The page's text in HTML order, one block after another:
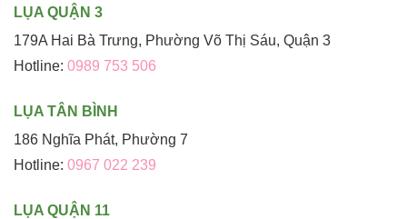
LỤA QUẬN 3
179A Hai Bà Trưng, Phường Võ Thị Sáu, Quận 3
Hotline: 0989 753 506
LỤA TÂN BÌNH
186 Nghĩa Phát, Phường 7
Hotline: 0967 022 239
LỤA QUẬN 11